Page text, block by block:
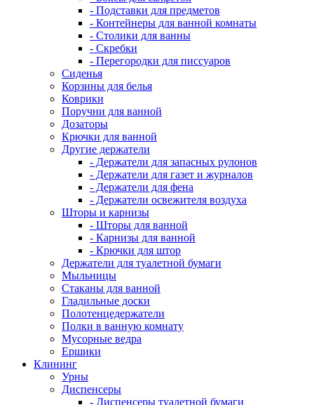
- Подставки для предметов
- Контейнеры для ванной комнаты
- Столики для ванны
- Скребки
- Перегородки для писсуаров
Сиденья
Корзины для белья
Коврики
Поручни для ванной
Дозаторы
Крючки для ванной
Другие держатели
- Держатели для запасных рулонов
- Держатели для газет и журналов
- Держатели для фена
- Держатели освежителя воздуха
Шторы и карнизы
- Шторы для ванной
- Карнизы для ванной
- Крючки для штор
Держатели для туалетной бумаги
Мыльницы
Стаканы для ванной
Гладильные доски
Полотенцедержатели
Полки в ванную комнату
Мусорные ведра
Ершики
Клининг
Урны
Диспенсеры
- Диспенсеры туалетной бумаги